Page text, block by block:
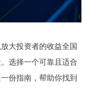
大投资者的收益全国
选择一个可靠且适合
份指南，帮助你找到